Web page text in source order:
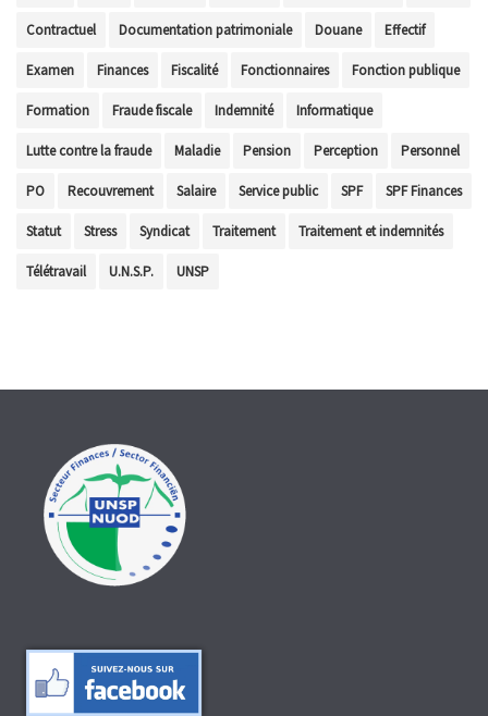
Contractuel Documentation patrimoniale Douane Effectif
Examen Finances Fiscalité Fonctionnaires Fonction publique
Formation Fraude fiscale Indemnité Informatique
Lutte contre la fraude Maladie Pension Perception Personnel
PO Recouvrement Salaire Service public SPF SPF Finances
Statut Stress Syndicat Traitement Traitement et indemnités
Télétravail U.N.S.P. UNSP